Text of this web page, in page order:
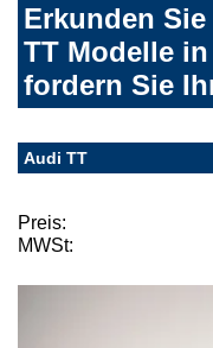
Erkunden
TT Modelle
fordern Sie
Audi TT
Preis:
MWSt: